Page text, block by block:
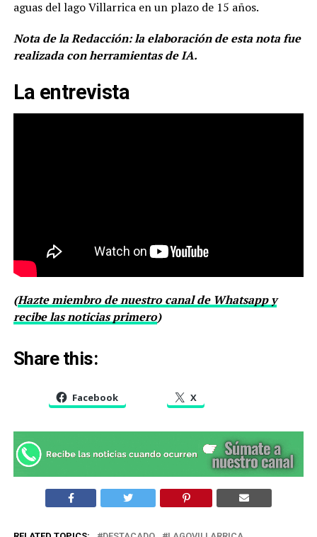
aguas del lago Villarrica en un plazo de 15 años.
Nota de la Redacción: la elaboración de esta nota fue
realizada con herramientas de IA.
La entrevista
(Hazte miembro de nuestro canal de Whatsapp y
recibe las noticias primero)
Share this:
Facebook X